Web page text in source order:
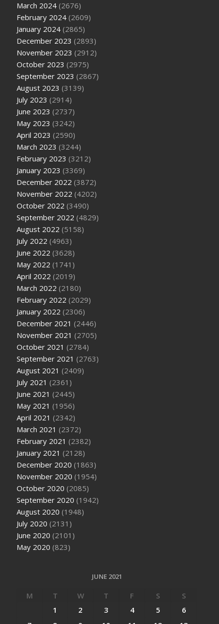
March 2024 (2676)
February 2024 (2609)
January 2024 (2865)
December 2023 (2893)
November 2023 (2912)
October 2023 (2975)
September 2023 (2867)
August 2023 (3139)
July 2023 (2914)
June 2023 (2737)
May 2023 (3242)
April 2023 (2590)
March 2023 (3244)
February 2023 (3212)
January 2023 (3369)
December 2022 (3872)
November 2022 (4202)
October 2022 (3490)
September 2022 (4829)
August 2022 (5158)
July 2022 (4963)
June 2022 (3628)
May 2022 (1741)
April 2022 (2019)
March 2022 (2180)
February 2022 (2029)
January 2022 (2306)
December 2021 (2446)
November 2021 (2705)
October 2021 (2784)
September 2021 (2763)
August 2021 (2409)
July 2021 (2361)
June 2021 (2445)
May 2021 (1956)
April 2021 (2342)
March 2021 (2372)
February 2021 (2382)
January 2021 (2128)
December 2020 (1863)
November 2020 (1954)
October 2020 (2085)
September 2020 (1942)
August 2020 (1948)
July 2020 (2131)
June 2020 (2101)
May 2020 (823)
JUNE 2021
M T W T F S
S
1
2 3 4 5
6